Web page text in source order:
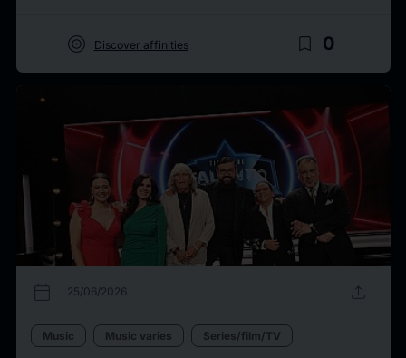
target Discover affinities bookmark_border 0
calendar_today 25/06/2026 upload
Music Music varies Series/film/TV